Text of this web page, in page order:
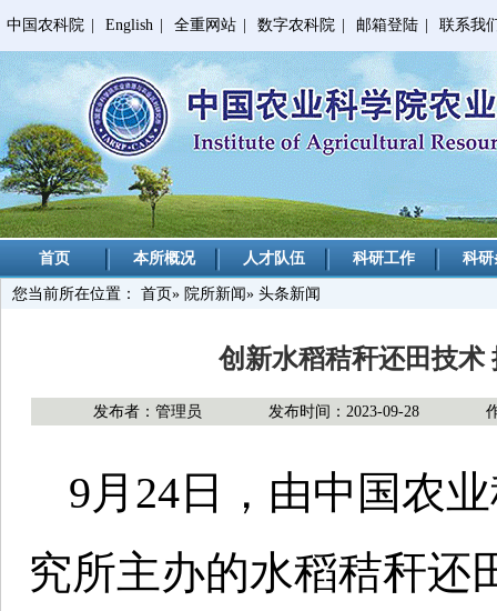
中国农科院 English 全重网站 数字农科院 邮箱登陆 联系我
首页 本所概况 人才队伍 科研工作 科
您当前所在位置： 首页» 院所新闻» 头条新闻
创新水稻秸秆还田技术
发布者：管理员 发布时间：2023-09-28
9月24日，由中国农
究所主办的水稻秸秆还